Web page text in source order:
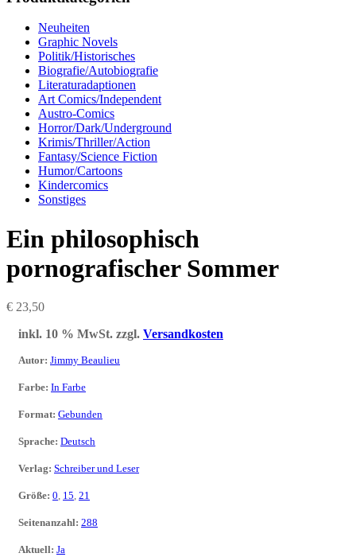
Neuheiten
Graphic Novels
Politik/Historisches
Biografie/Autobiografie
Literaturadaptionen
Art Comics/Independent
Austro-Comics
Horror/Dark/Underground
Krimis/Thriller/Action
Fantasy/Science Fiction
Humor/Cartoons
Kindercomics
Sonstiges
Ein philosophisch
pornografischer Sommer
€ 23,50
inkl. 10 % MwSt. zzgl. Versandkosten
Autor: Jimmy Beaulieu
Farbe: In Farbe
Format: Gebunden
Sprache: Deutsch
Verlag: Schreiber und Leser
Größe: 0, 15, 21
Seitenanzahl: 288
Aktuell: Ja